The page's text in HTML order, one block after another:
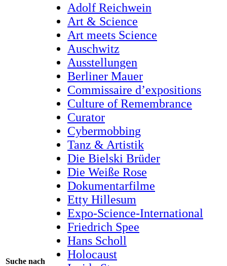
Suche nach
Adolf Reichwein
Art & Science
Art meets Science
Auschwitz
Ausstellungen
Berliner Mauer
Commissaire d’expositions
Culture of Remembrance
Curator
Cybermobbing
Tanz & Artistik
Die Bielski Brüder
Die Weiße Rose
Dokumentarfilme
Etty Hillesum
Expo-Science-International
Friedrich Spee
Hans Scholl
Holocaust